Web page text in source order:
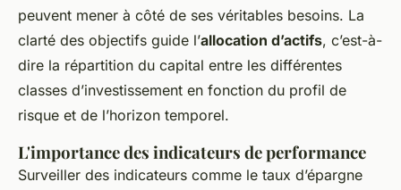
peuvent mener à côté de ses véritables besoins. La
clarté des objectifs guide l’allocation d’actifs, c’est-à-
dire la répartition du capital entre les différentes
classes d’investissement en fonction du profil de
risque et de l’horizon temporel.
L'importance des indicateurs de performance
Surveiller des indicateurs comme le taux d’épargne